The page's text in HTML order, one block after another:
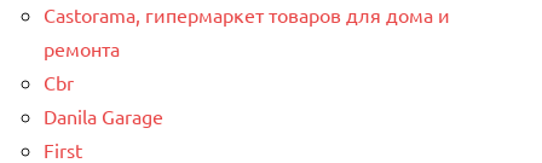
Castorama, гипермаркет товаров для дома и
ремонта
Cbr
Danila Garage
First